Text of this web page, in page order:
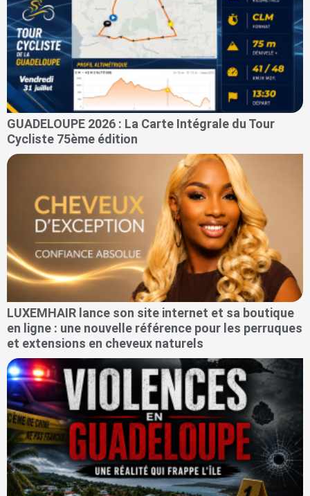
GUADELOUPE 2026 : La Carte Intégrale du Tour
Cycliste 75ème édition
LUXEMHAIR lance son site internet et sa boutique
en ligne : une nouvelle référence pour les perruques
et extensions en cheveux naturels